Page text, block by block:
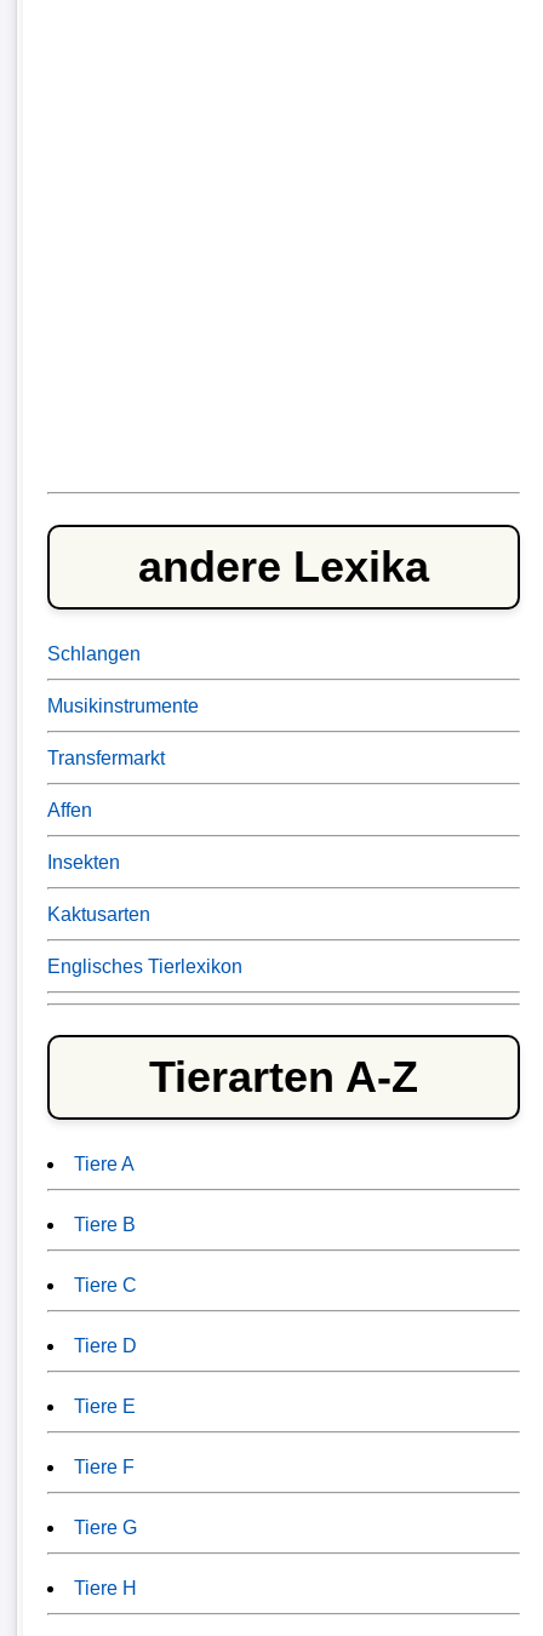
andere Lexika
Schlangen
Musikinstrumente
Transfermarkt
Affen
Insekten
Kaktusarten
Englisches Tierlexikon
Tierarten A-Z
Tiere A
Tiere B
Tiere C
Tiere D
Tiere E
Tiere F
Tiere G
Tiere H